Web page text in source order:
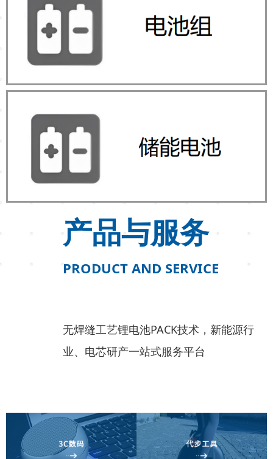
产品与服务
PRODUCT AND SERVICE
无焊缝工艺锂电池PACK技术，新能源行
业、电芯研产一站式服务平台